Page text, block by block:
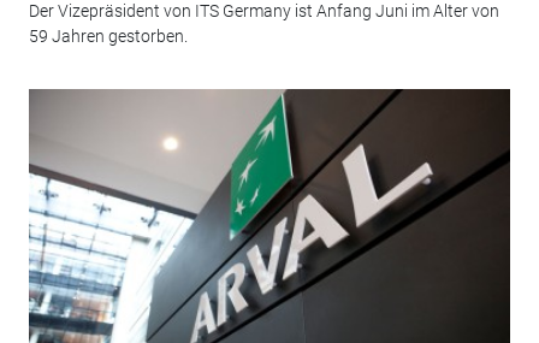
Der Vizepräsident von ITS Germany ist Anfang Juni im Alter von
59 Jahren gestorben.